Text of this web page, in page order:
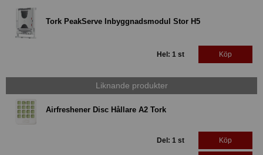
Tork PeakServe Inbyggnadsmodul Stor H5
Hel: 1 st Köp
Liknande produkter
Airfreshener Disc Hållare A2 Tork
Del: 1 st Köp